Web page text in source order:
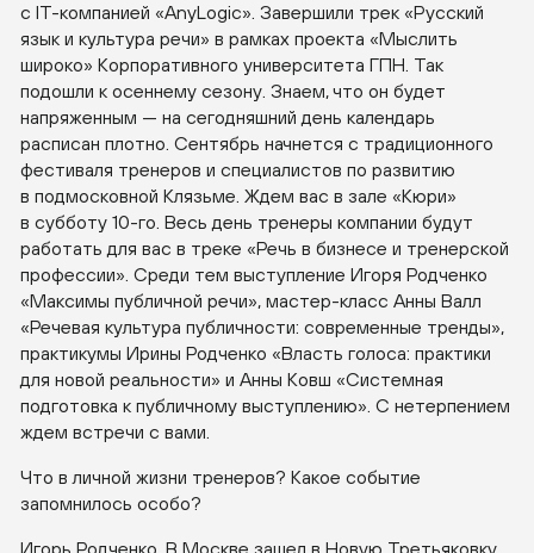
с IT-компанией «AnyLogic». Завершили трек «Русский
язык и культура речи» в рамках проекта «Мыслить
широко» Корпоративного университета ГПН. Так
подошли к осеннему сезону. Знаем, что он будет
напряженным — на сегодняшний день календарь
расписан плотно. Сентябрь начнется с традиционного
фестиваля тренеров и специалистов по развитию
в подмосковной Клязьме. Ждем вас в зале «Кюри»
в субботу 10-го . Весь день тренеры компании будут
работать для вас в треке «Речь в бизнесе и тренерской
профессии». Среди тем выступление Игоря Родченко
«Максимы публичной речи», мастер-класс Анны Валл
«Речевая культура публичности: современные тренды»,
практикумы Ирины Родченко «Власть голоса: практики
для новой реальности» и Анны Ковш «Системная
подготовка к публичному выступлению». С нетерпением
ждем встречи с вами.
Что в личной жизни тренеров? Какое событие
запомнилось особо?